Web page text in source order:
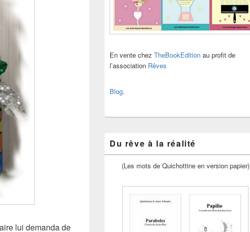
lui demanda de
En vente chez TheBookEdition au profit de
l’association Rêves
Blog.
Du rêve à la réalité
(Les mots de Quichottine en version papier)